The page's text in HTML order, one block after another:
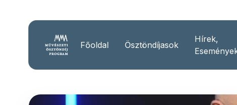
Főoldal Ösztöndíjasok
Hírek,